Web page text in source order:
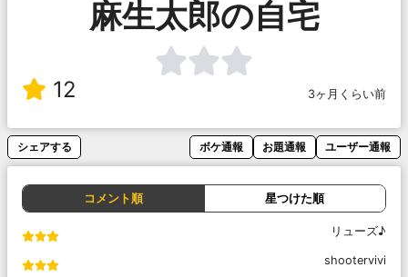
麻生太郎の自宅
12 3ヶ月くらい前
シェアする ボケ通報 お題通報 ユーザー通報
コメント順 星つけた順
リューズ♪
shootervivi